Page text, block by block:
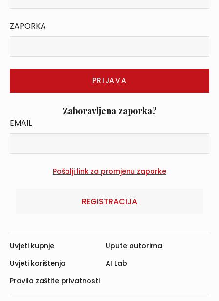
ZAPORKA
Zaboravljena zaporka?
EMAIL
REGISTRACIJA
Uvjeti kupnje
Uvjeti korištenja
Pravila zaštite privatnosti
Upute autorima
AI Lab